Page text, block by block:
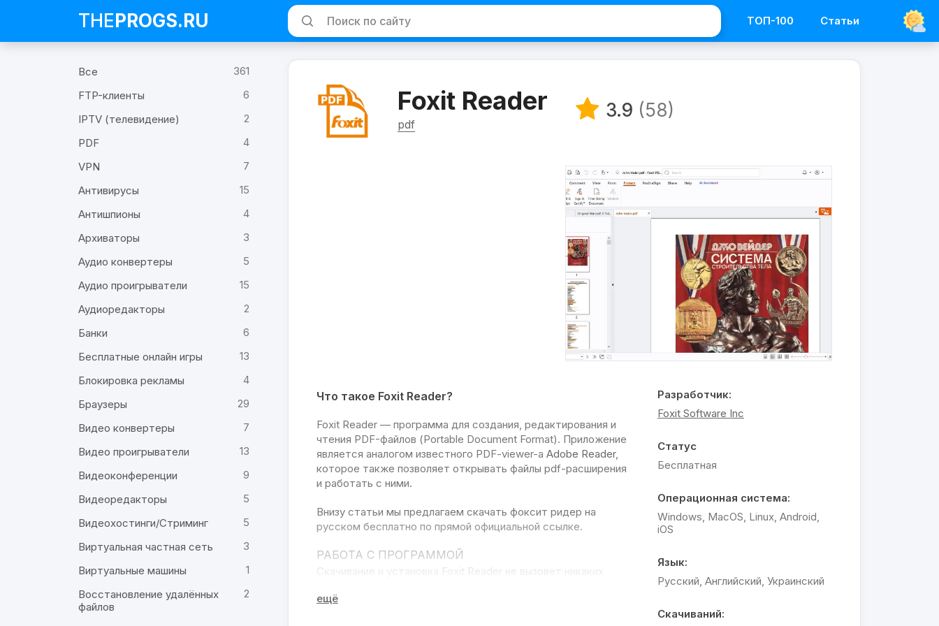
THEPROGS.RU ТОП-100 Статьи
Foxit Reader
pdf
3.9 (58)
Что такое Foxit Reader?
Foxit Reader — программа для создания, редактирования и
чтения PDF-файлов (Portable Document Format). Приложение
является аналогом известного PDF-viewer-а Adobe Reader,
которое также позволяет открывать файлы pdf-расширения
и работать с ними.
Внизу статьи мы предлагаем скачать фоксит ридер на
русском бесплатно по прямой официальной ссылке.
РАБОТА С ПРОГРАММОЙ
Скачивание и установка Foxit Reader не вызовет никаких
попросит
Разработчик:
Foxit Software Inc
Статус
Бесплатная
Операционная система:
Windows, MacOS, Linux, Android,
iOS
Язык:
Русский, Английский, Украинский
Скачиваний:
Все
361
FTP-клиенты
6
IPTV (телевидение)
2
PDF
4
VPN
7
Антивирусы
15
Антишпионы
4
Архиваторы
3
Аудио конвертеры
5
Аудио проигрыватели
15
Аудиоредакторы
2
Банки
6
Бесплатные онлайн игры
13
Блокировка рекламы
4
Браузеры
29
Видео конвертеры
7
Видео проигрыватели
13
Видеоконференции
9
Видеоредакторы
5
Видеохостинги/Стриминг
5
Виртуальная частная сеть
3
Виртуальные машины
1
Восстановление удалённых
файлов
2